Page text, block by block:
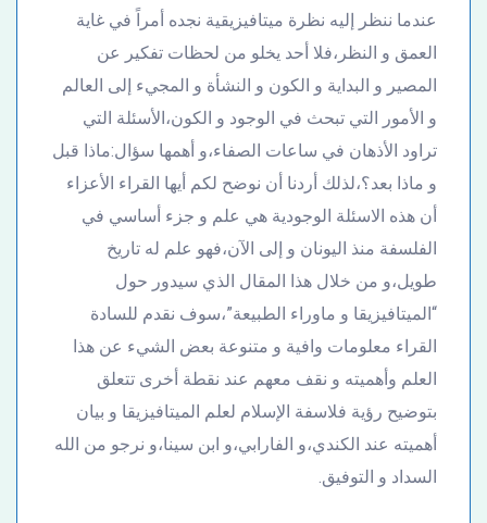
عندما ننظر إليه نظرة ميتافيزيقية نجده أمراً في غاية
العمق و النظر،فلا أحد يخلو من لحظات تفكير عن
المصير و البداية و الكون و النشأة و المجيء إلى العالم
و الأمور التي تبحث في الوجود و الكون،الأسئلة التي
تراود الأذهان في ساعات الصفاء،و أهمها سؤال:ماذا قبل
و ماذا بعد؟،لذلك أردنا أن نوضح لكم أيها القراء الأعزاء
أن هذه الاسئلة الوجودية هي علم و جزء أساسي في
الفلسفة منذ اليونان و إلى الآن،فهو علم له تاريخ
طويل،و من خلال هذا المقال الذي سيدور حول
“الميتافيزيقا و ماوراء الطبيعة”،سوف نقدم للسادة
القراء معلومات وافية و متنوعة بعض الشيء عن هذا
العلم وأهميته و نقف معهم عند نقطة أخرى تتعلق
بتوضيح رؤية فلاسفة الإسلام لعلم الميتافيزيقا و بيان
أهميته عند الكندي،و الفارابي،و ابن سينا،و نرجو من الله
السداد و التوفيق.